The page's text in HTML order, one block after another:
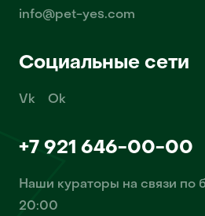
info@pet-yes.com
Социальные сети
Vk Ok
+7 921 646-00-00
Наши кураторы на связи по
20:00